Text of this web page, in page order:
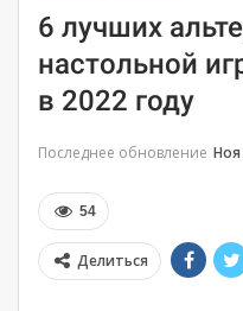
6 лучших
настольной
в 2022 году
Последнее обновление Ноя
54
Делиться